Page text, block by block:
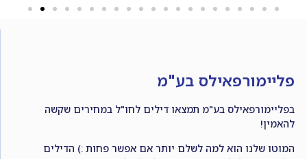
פליימורפאילס בע"מ
בפליימורפאילס בע"מ תמצאו דילים לחו"ל במחירים שקשה
להאמין!
המוטו שלנו הוא למה לשלם יותר אם אפשר פחות :) הדילים